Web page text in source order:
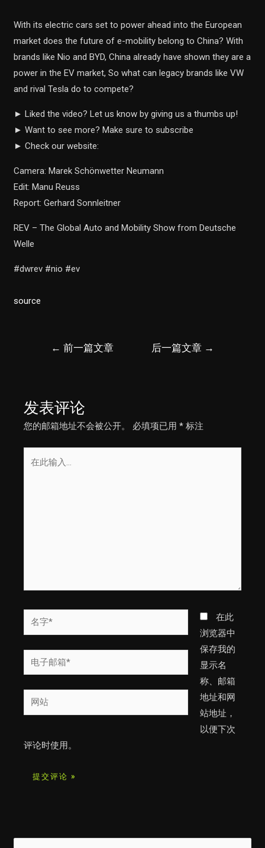
With its electric cars set to power ahead into the European
market does the future of e-mobility belong to China? With
brands like Nio and BYD, China already have shown they are a
power in the EV market, So what can legacy brands like VW
and rival Tesla do to compete?
► Liked the video? Let us know by giving us a thumbs up!
► Want to see more? Make sure to subscribe
► Check our website:
Camera: Marek Schönwetter Neumann
Edit: Manu Reuss
Report: Gerhard Sonnleitner
REV – The Global Auto and Mobility Show from Deutsche
Welle
#dwrev #nio #ev
source
← 前一篇文章 后一篇文章 →
发表评论
您的邮箱地址不会被公开。 必填项已用* 标注
字
*
电
子
邮
箱
网
站
在此
浏览器中
保存我的
显示名
称、邮箱
地址和网
站地址，
以便下次
评论时使用。